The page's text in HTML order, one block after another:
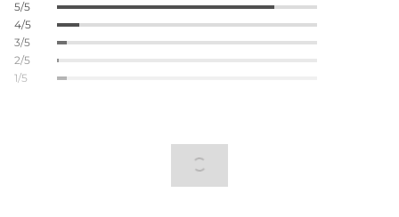
5/5
4/5
3/5
2/5
1/5